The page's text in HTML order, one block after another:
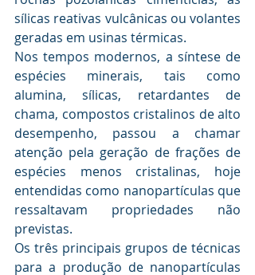
sílicas reativas vulcânicas ou volantes
geradas em usinas térmicas.
Nos tempos modernos, a síntese de
espécies minerais, tais como
alumina, sílicas, retardantes de
chama, compostos cristalinos de alto
desempenho, passou a chamar
atenção pela geração de frações de
espécies menos cristalinas, hoje
entendidas como nanopartículas que
ressaltavam propriedades não
previstas.
Os três principais grupos de técnicas
para a produção de nanopartículas